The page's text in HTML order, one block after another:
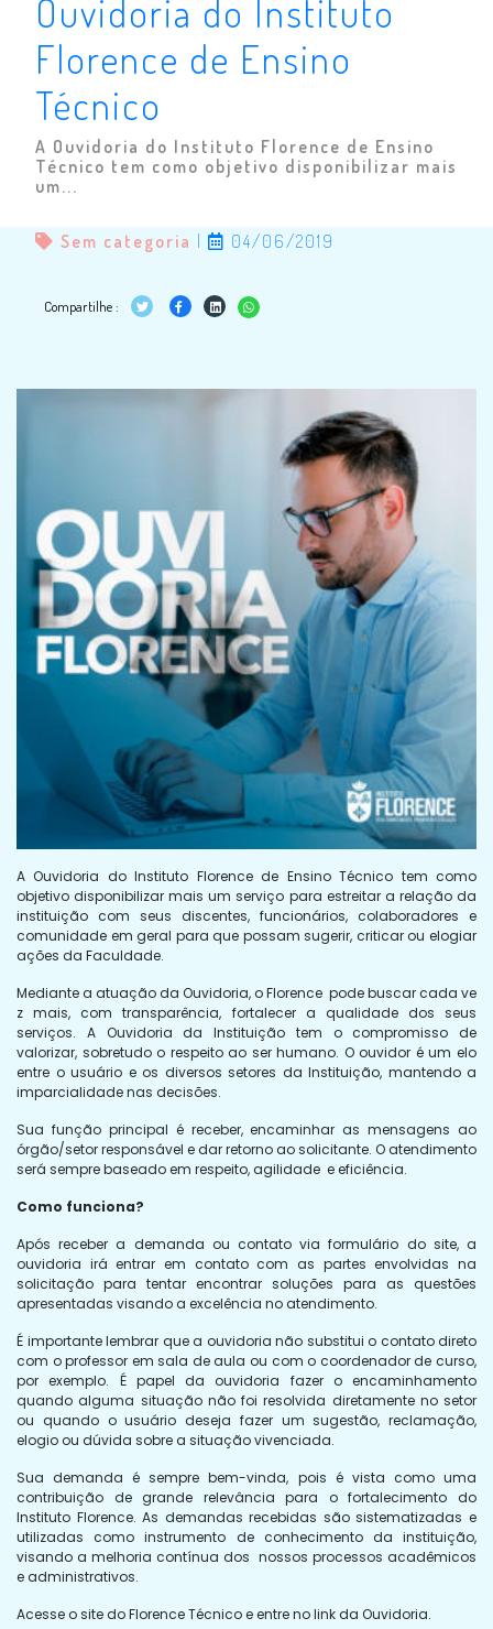
Ouvidoria do Instituto
Florence de Ensino
Técnico
A Ouvidoria do Instituto Florence de Ensino
Técnico tem como objetivo disponibilizar mais
um...
Sem categoria 04/06/2019
Compartilhe :
A Ouvidoria do Instituto Florence de Ensino Técnico tem como
objetivo disponibilizar mais um serviço para estreitar a relação da
instituição com seus discentes, funcionários, colaboradores e
comunidade em geral para que possam sugerir, criticar ou elogiar
ações da Faculdade.
Mediante a atuação da Ouvidoria, o Florence pode buscar cada ve​
z m​ais, com transpa​rência, fortalecer a qualidade dos seus
serviços. A Ouvidoria da Instituição tem o compromisso de
valorizar, sobretudo o respeito ao ser humano. O ouvidor é um elo
entre o usuário e os diversos setores da Instituição, mantendo a
imparcialidade nas decisões.
Sua função principal é receber, encaminhar as mensagens ao
órgão/setor responsável e dar retorno ao solicitante. O atendimento
será sempre baseado em respeito, agilid​ade e eficiência.
Como funciona?
Após receber a demanda ou contato via formulário do site, a
ouvidoria irá entrar em contato com as partes envolvidas na
solicitação para tentar encontrar soluções para as questões
apresentadas visando a excelência no atendimento.
É importante lembrar que a ouvidoria não substitui o contato direto
com o professor em sala de aula ou com o coordenador de curso,
por exemplo. É papel da ouvidoria fazer o encaminhamento
quando alguma situação não foi resolvida diretamente no setor
ou quando o usuário deseja fazer um sugestão, reclamação,
elogio ou dúvida sobre a situação vivenciada.
Sua demanda é sempre bem-vinda, pois é vista como uma
contribuição de grande relevância para o fortalecimento do
Instituto Florence. As demandas recebidas são sistematizadas e
utilizadas como instrumento de conhecimento da instituição,
visando a melhoria contínua dos nossos processos acadêmicos
e administrativos.
Acesse o site do Florence Técnico e entre no link da Ouvidoria.